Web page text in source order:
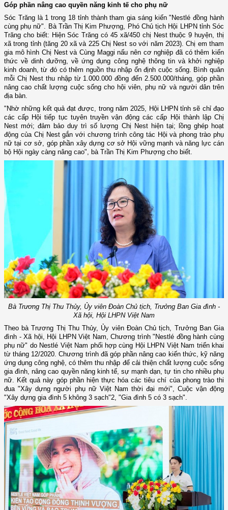
Góp phần nâng cao quyền năng kinh tế cho phụ nữ
Sóc Trăng là 1 trong 18 tỉnh thành tham gia sáng kiến "Nestlé đồng hành
cùng phụ nữ". Bà Trần Thị Kim Phượng, Phó Chủ tịch Hội LHPN tỉnh Sóc
Trăng cho biết: Hiện Sóc Trăng có 45 xã/450 chị Nest thuộc 9 huyện, thị
xã trong tỉnh (tăng 20 xã và 225 Chị Nest so với năm 2023). Chị em tham
gia mô hình Chị Nest và Cùng Maggi nấu nên cơ nghiệp đã có thêm kiến
thức về dinh dưỡng, về ứng dụng công nghệ thông tin và khởi nghiệp
kinh doanh, từ đó có thêm nguồn thu nhập ổn định cuộc sống. Bình quân
mỗi Chị Nest thu nhập từ 1.000.000 đồng đến 2.500.000/tháng, góp phần
nâng cao chất lượng cuộc sống cho hội viên, phụ nữ và người dân trên
địa bàn.
"Nhờ những kết quả đạt được, trong năm 2025, Hội LHPN tỉnh sẽ chỉ đạo
các cấp Hội tiếp tục tuyên truyền vận động các cấp Hội thành lập Chị
Nest mới; đảm bảo duy trì số lượng Chị Nest hiện tại; lồng ghép hoạt
động của Chị Nest gắn với chương trình công tác Hội và phong trào phụ
nữ tại cơ sở, góp phần xây dựng cơ sở Hội vững mạnh và năng lực cán
bộ Hội ngày càng nâng cao", bà Trần Thị Kim Phượng cho biết.
Bà Trương Thị Thu Thủy, Ủy viên Đoàn Chủ tịch, Trưởng Ban Gia đình -
Xã hội, Hội LHPN Việt Nam
Theo bà Trương Thị Thu Thủy, Ủy viên Đoàn Chủ tịch, Trưởng Ban Gia
đình - Xã hội, Hội LHPN Việt Nam, Chương trình "Nestlé đồng hành cùng
phụ nữ" do Nestlé Việt Nam phối hợp cùng Hội LHPN Việt Nam triển khai
từ tháng 12/2020. Chương trình đã góp phần nâng cao kiến thức, kỹ năng
ứng dụng công nghệ, có thêm thu nhập để cải thiện chất lượng cuộc sống
gia đình, nâng cao quyền năng kinh tế, sự mạnh dạn, tự tin cho nhiều phụ
nữ. Kết quả này góp phần hiện thực hóa các tiêu chí của phong trào thi
đua "Xây dựng người phụ nữ Việt Nam thời đại mới", Cuộc vận động
"Xây dựng gia đình 5 không 3 sạch"2, "Gia đình 5 có 3 sạch".